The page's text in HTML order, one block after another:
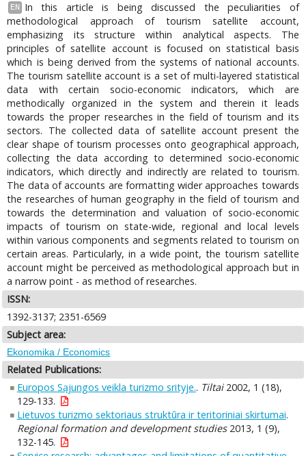
EN
In this article is being discussed the peculiarities of
methodological approach of tourism satellite account,
emphasizing its structure within analytical aspects. The
principles of satellite account is focused on statistical basis
which is being derived from the systems of national accounts.
The tourism satellite account is a set of multi-layered statistical
data with certain socio-economic indicators, which are
methodically organized in the system and therein it leads
towards the proper researches in the field of tourism and its
sectors. The collected data of satellite account present the
clear shape of tourism processes onto geographical approach,
collecting the data according to determined socio-economic
indicators, which directly and indirectly are related to tourism.
The data of accounts are formatting wider approaches towards
the researches of human geography in the field of tourism and
towards the determination and valuation of socio-economic
impacts of tourism on state-wide, regional and local levels
within various components and segments related to tourism on
certain areas. Particularly, in a wide point, the tourism satellite
account might be perceived as methodological approach but in
a narrow point - as method of researches.
ISSN:
1392-3137; 2351-6569
Subject area:
Ekonomika / Economics
Related Publications:
Europos Sąjungos veikla turizmo srityje.. Tiltai2002, 1 (18),
129-133.
Lietuvos turizmo sektoriaus struktūra ir teritoriniai skirtumai.
Regional formation and development studies2013, 1 (9),
132-145.